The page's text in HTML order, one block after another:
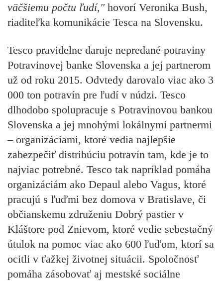
väčšiemu počtu ľudí,"hovorí Veronika Bush,
riaditeľka komunikácie Tesca na Slovensku.
Tesco pravidelne daruje nepredané potraviny
Potravinovej banke Slovenska a jej partnerom
už od roku 2015. Odvtedy darovalo viac ako 3
000 ton potravín pre ľudí v núdzi. Tesco
dlhodobo spolupracuje s Potravinovou bankou
Slovenska a jej mnohými lokálnymi partnermi
– organizáciami, ktoré vedia najlepšie
zabezpečiť distribúciu potravín tam, kde je to
najviac potrebné. Tesco tak napríklad pomáha
organizáciám ako Depaul alebo Vagus, ktoré
pracujú s ľuďmi bez domova v Bratislave, či
občianskemu združeniu Dobrý pastier v
Kláštore pod Znievom, ktoré vedie sebestačný
útulok na pomoc viac ako 600 ľuďom, ktorí sa
ocitli v ťažkej životnej situácii. Spoločnosť
pomáha zásobovať aj mestské sociálne